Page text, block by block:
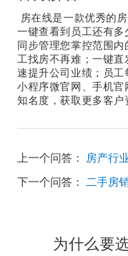
房在线是一款优秀的
一键查看到员工还有
同步管理您掌控范围
工找房不再难；一键
速提升公司业绩；员
小程序微官网、手机
知名度，获取更多客户
上一个问答： 房产行
下一个问答： 二手房
为什么要